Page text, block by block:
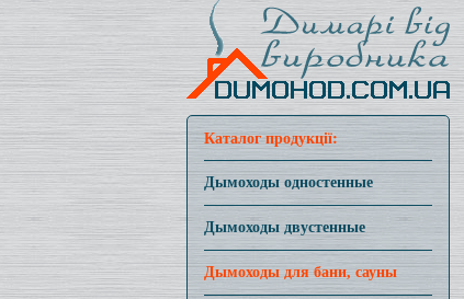
Каталог продукції:
Дымоходы одностенные
Дымоходы двустенные
Дымоходы для бани, сауны